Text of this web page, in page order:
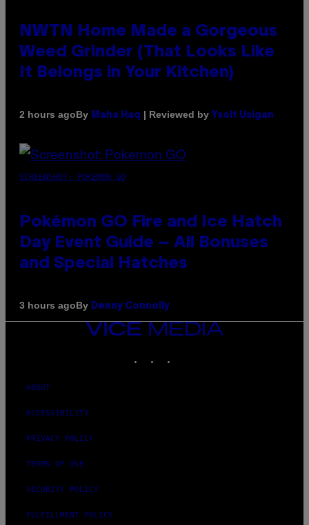
NWTN Home Made a Gorgeous
Weed Grinder (That Looks Like
It Belongs in Your Kitchen)
2 hours agoBy Maha Haq | Reviewed by Ysolt Usigan
SCREENSHOT: POKEMON GO
Pokémon GO Fire and Ice Hatch
Day Event Guide – All Bonuses
and Special Hatches
3 hours agoBy Denny Connolly
VICE
MEDIA
ABOUT
ACCESSIBILITY
PRIVACY POLICY
TERMS OF USE
SECURITY POLICY
FULFILLMENT POLICY